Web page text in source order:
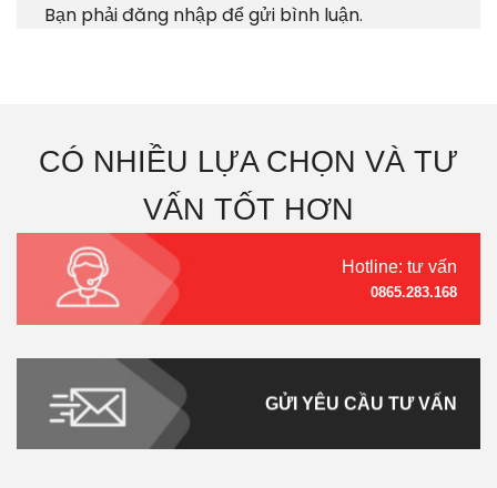
Bạn phảiđăng nhậpđể gửi bình luận.
CÓ NHIỀU LỰA CHỌN VÀ TƯ
VẤN TỐT HƠN
Hotline: tư vấn
0865.283.168
GỬI YÊU CẦU TƯ VẤN